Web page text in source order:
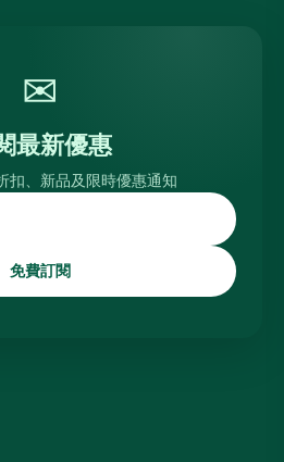
✉
最新優惠
扣、新品及限時優惠通知
免費訂閱